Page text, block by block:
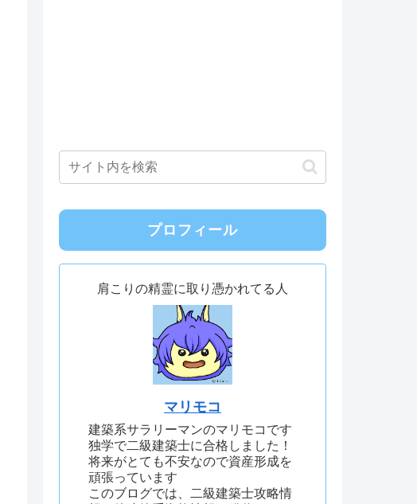
プロフィール
肩こりの精霊に取り憑かれてる人
マリモコ
建築系サラリーマンのマリモコです
独学で二級建築士に合格しました！
将来がとても不安なので資産形成を
頑張っています
このブログでは、二級建築士攻略情